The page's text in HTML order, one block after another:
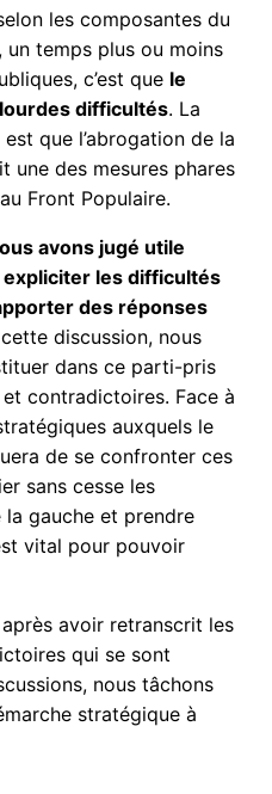
les composantes du
un temps plus ou moins
c’est que le
difficultés. La
que l’abrogation de la
une des mesures phares
Front Populaire.
avons jugé utile
expliciter les difficultés
des réponses
discussion, nous
dans ce parti-pris
contradictoires. Face à
auxquels le
de se confronter ces
sans cesse les
gauche et prendre
vital pour pouvoir
après avoir retranscrit les
qui se sont
nous tâchons
stratégique à